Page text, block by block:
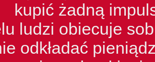
kupić żadną
ludzi obiecuje
odkładać